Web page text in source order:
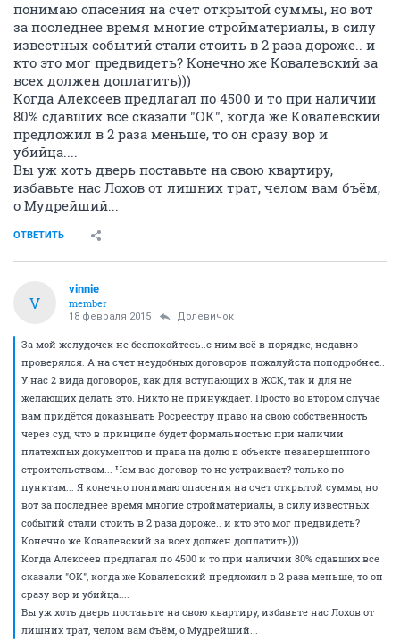
понимаю опасения на счет открытой суммы, но вот
за последнее время многие стройматериалы, в силу
известных событий стали стоить в 2 раза дороже.. и
кто это мог предвидеть? Конечно же Ковалевский за
всех должен доплатить)))
Когда Алексеев предлагал по 4500 и то при наличии
80% сдавших все сказали "ОК", когда же Ковалевский
предложил в 2 раза меньше, то он сразу вор и
убийца....
Вы уж хоть дверь поставьте на свою квартиру,
избавьте нас Лохов от лишних трат, челом вам бъём,
о Мудрейший...
ОТВЕТИТЬ
V
vinnie
member
18 февраля 2015 Долевичок
За мой желудочек не беспокойтесь..с ним всё в порядке, недавно
проверялся. А на счет неудобных договоров пожалуйста поподробнее..
У нас 2 вида договоров, как для вступающих в ЖСК, так и для не
желающих делать это. Никто не принуждает. Просто во втором случае
вам придётся доказывать Росреестру право на свою собственность
через суд, что в принципе будет формальностью при наличии
платежных документов и права на долю в объекте незавершенного
строительством... Чем вас договор то не устраивает? только по
пунктам... Я конечно понимаю опасения на счет открытой суммы, но
вот за последнее время многие стройматериалы, в силу известных
событий стали стоить в 2 раза дороже.. и кто это мог предвидеть?
Конечно же Ковалевский за всех должен доплатить)))
Когда Алексеев предлагал по 4500 и то при наличии 80% сдавших все
сказали "ОК", когда же Ковалевский предложил в 2 раза меньше, то он
сразу вор и убийца....
Вы уж хоть дверь поставьте на свою квартиру, избавьте нас Лохов от
лишних трат, челом вам бъём, о Мудрейший...